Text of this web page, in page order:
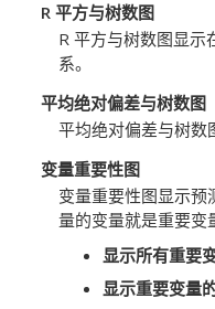
R 平方与树数图
R 平方与树数图显示
系。
平均绝对偏差与树数图
平均绝对偏差与树数
变量重要性图
变量重要性图显示预
量的变量就是重要变
显示所有重要
显示重要变量